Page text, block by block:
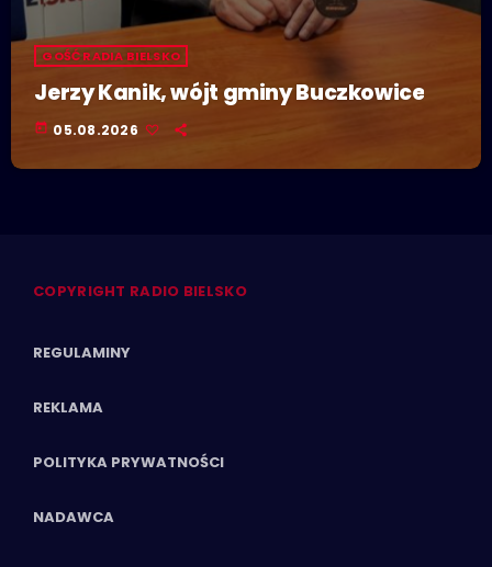
GOŚĆ RADIA BIELSKO
Jerzy Kanik, wójt gminy Buczkowice
today 05.08.2026
COPYRIGHT RADIO BIELSKO
REGULAMINY
REKLAMA
POLITYKA PRYWATNOŚCI
NADAWCA